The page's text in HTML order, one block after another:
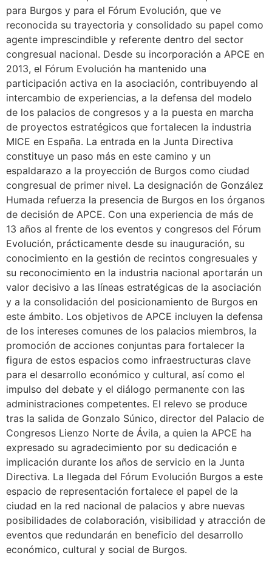
para Burgos y para el Fórum Evolución, que ve
reconocida su trayectoria y consolidado su papel como
agente imprescindible y referente dentro del sector
congresual nacional. Desde su incorporación a APCE en
2013, el Fórum Evolución ha mantenido una
participación activa en la asociación, contribuyendo al
intercambio de experiencias, a la defensa del modelo
de los palacios de congresos y a la puesta en marcha
de proyectos estratégicos que fortalecen la industria
MICE en España. La entrada en la Junta Directiva
constituye un paso más en este camino y un
espaldarazo a la proyección de Burgos como ciudad
congresual de primer nivel. La designación de González
Humada refuerza la presencia de Burgos en los órganos
de decisión de APCE. Con una experiencia de más de
13 años al frente de los eventos y congresos del Fórum
Evolución, prácticamente desde su inauguración, su
conocimiento en la gestión de recintos congresuales y
su reconocimiento en la industria nacional aportarán un
valor decisivo a las líneas estratégicas de la asociación
y a la consolidación del posicionamiento de Burgos en
este ámbito. Los objetivos de APCE incluyen la defensa
de los intereses comunes de los palacios miembros, la
promoción de acciones conjuntas para fortalecer la
figura de estos espacios como infraestructuras clave
para el desarrollo económico y cultural, así como el
impulso del debate y el diálogo permanente con las
administraciones competentes. El relevo se produce
tras la salida de Gonzalo Súnico, director del Palacio de
Congresos Lienzo Norte de Ávila, a quien la APCE ha
expresado su agradecimiento por su dedicación e
implicación durante los años de servicio en la Junta
Directiva. La llegada del Fórum Evolución Burgos a este
espacio de representación fortalece el papel de la
ciudad en la red nacional de palacios y abre nuevas
posibilidades de colaboración, visibilidad y atracción de
eventos que redundarán en beneficio del desarrollo
económico, cultural y social de Burgos.